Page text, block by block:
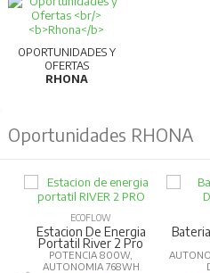
OPORTUNIDADES Y
OFERTAS
RHONA
Oportunidades RHONA
ECOFLOW
Estacion De Energia
Portatil River 2 Pro
POTENCIA 800W,
AUTONOMIA 768WH